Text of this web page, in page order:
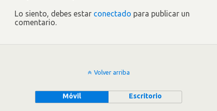
Lo siento, debes estar conectado para publicar un
comentario.
Volver arriba
Móvil Escritorio